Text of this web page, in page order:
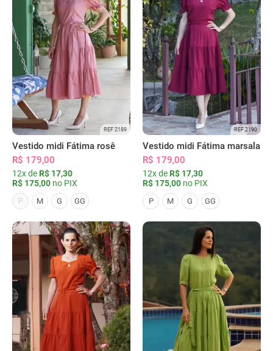
REF 2189
Vestido midi Fátima rosê
R$ 179,00
12x de R$ 17,30
R$ 175,00 no PIX
P
M G GG
REF 2190
Vestido midi Fátima marsala
R$ 179,00
12x de R$ 17,30
R$ 175,00 no PIX
P M G GG